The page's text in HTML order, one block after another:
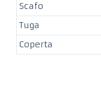
Scafo
Tuga
Coperta